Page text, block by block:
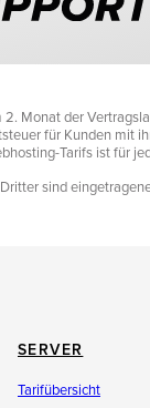
2. Monat der
für Kunden mit
Tarifs ist für
sind
SERVER
Tarifübersicht